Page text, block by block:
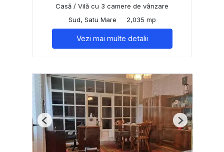
Casă / Vilă cu 3 camere de vânzare
Sud, Satu Mare
2,035 mp
Vezi mai multe detalii
Previous Next